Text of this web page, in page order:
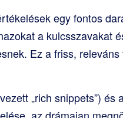
egy fontos
a kulcsszavakat
Ez a friss,
„rich snippets”) és
az drámaian